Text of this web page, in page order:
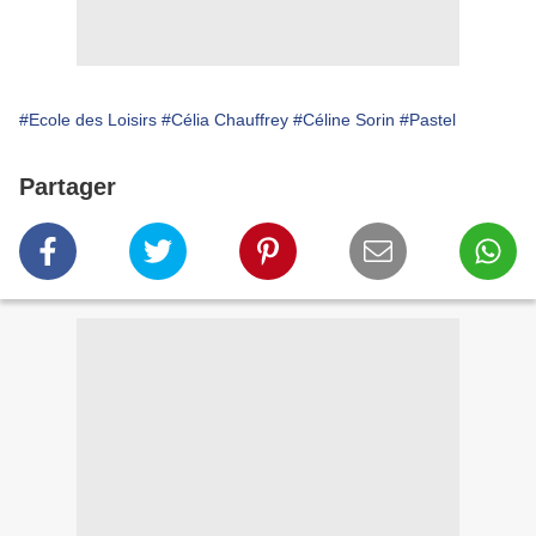
#Ecole des Loisirs #Célia Chauffrey #Céline Sorin #Pastel
Partager